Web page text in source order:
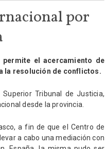
por
el acercamiento de
la resolución de conflictos.
Tribunal de Justicia,
desde la provincia.
a fin de que el Centro de
a cabo una mediación con